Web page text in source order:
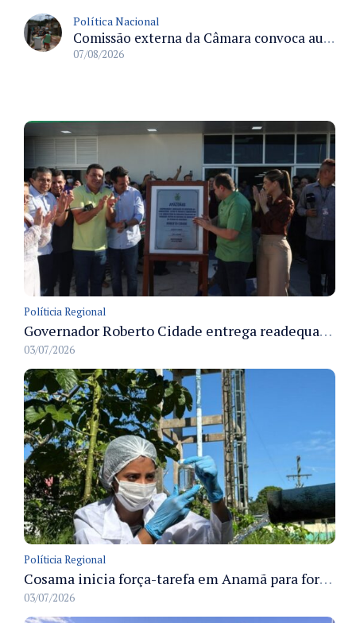
Política Nacional
Comissão externa da Câmara convoca audiência pública sobre chuvas na Zona da Mata de Minas Gerais e impactos em Juiz de Fora
07/08/2026
Políticia Regional
Governador Roberto Cidade entrega readequação do ambulatório da FCecon e amplia capacidade de atendimento oncológico em Manaus
03/07/2026
Políticia Regional
Cosama inicia força-tarefa em Anamã para fortalecer abastecimento de água e segurança hídrica da população
03/07/2026